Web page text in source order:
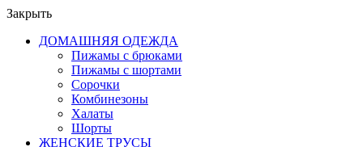
Закрыть
ДОМАШНЯЯ ОДЕЖДА
Пижамы с брюками
Пижамы с шортами
Сорочки
Комбинезоны
Халаты
Шорты
ЖЕНСКИЕ ТРУСЫ